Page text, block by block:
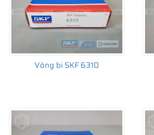
su)
Vòng bi SKF 6310